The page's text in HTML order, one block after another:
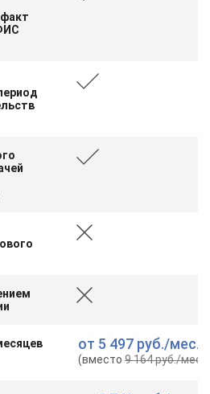
от 5 497 руб./мес.
(вместо9 164 руб./мес.